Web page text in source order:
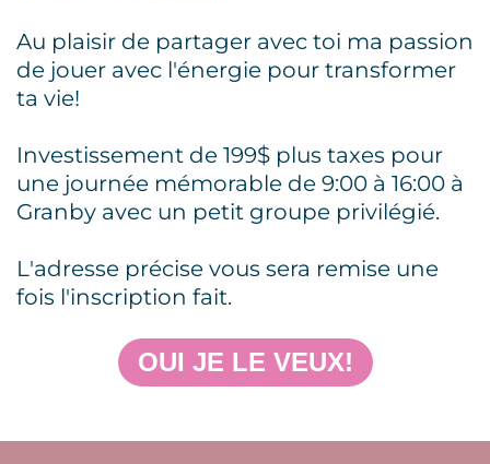
Au plaisir de partager avec toi ma passion
de jouer avec l'énergie pour transformer
ta vie!
Investissement de 199$ plus taxes pour
une journée mémorable de 9:00 à 16:00 à
Granby avec un petit groupe privilégié.
L'adresse précise vous sera remise une
fois l'inscription fait.
OUI JE LE VEUX!